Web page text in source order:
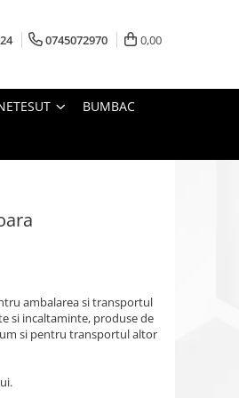
0745072970 0,00
BUMBAC
ambalarea si transportul
si incaltaminte, produse de
si pentru transportul altor